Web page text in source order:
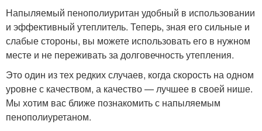
Напыляемый пенополиуритан удобный в использовании
и эффективный утеплитель. Теперь, зная его сильные и
слабые стороны, вы можете использовать его в нужном
месте и не переживать за долговечность утепления.
Это один из тех редких случаев, когда скорость на одном
уровне с качеством, а качество — лучшее в своей нише.
Мы хотим вас ближе познакомить с напыляемым
пенополиуретаном.